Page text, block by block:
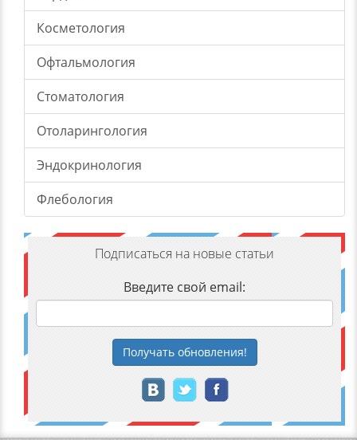
Косметология
Офтальмология
Стоматология
Отоларингология
Эндокринология
Флебология
Подписаться на новые статьи
Введите свой email:
Получатьобновления!